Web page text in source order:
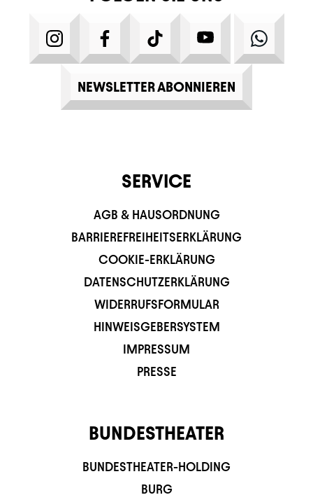
INSTAGRAMFACEBOOKTIKTOK YOUTUBE
NEWSLETTER ABONNIEREN
SERVICE
AGB & HAUSORDNUNG
BARRIEREFREIHEITSERKLÄRUNG
COOKIE-ERKLÄRUNG
DATENSCHUTZERKLÄRUNG
WIDERRUFSFORMULAR
HINWEISGEBERSYSTEM
IMPRESSUM
PRESSE
BUNDESTHEATER
BUNDESTHEATER-HOLDING
BURG